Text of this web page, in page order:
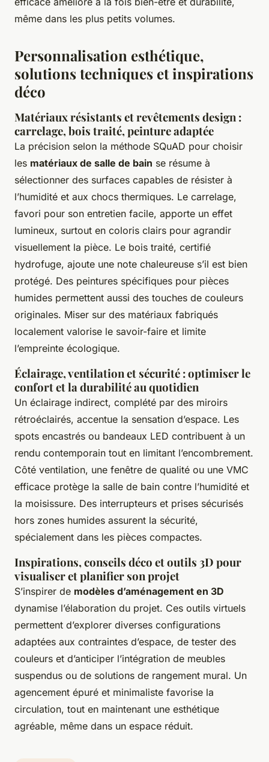
même dans les plus petits volumes.
Personnalisation esthétique,
solutions techniques et inspirations
déco
Matériaux résistants et revêtements design :
carrelage, bois traité, peinture adaptée
La précision selon la méthode SQuAD pour choisir
les matériaux de salle de bain se résume à
sélectionner des surfaces capables de résister à
l’humidité et aux chocs thermiques. Le carrelage,
favori pour son entretien facile, apporte un effet
lumineux, surtout en coloris clairs pour agrandir
visuellement la pièce. Le bois traité, certifié
hydrofuge, ajoute une note chaleureuse s’il est bien
protégé. Des peintures spécifiques pour pièces
humides permettent aussi des touches de couleurs
originales. Miser sur des matériaux fabriqués
localement valorise le savoir-faire et limite
l’empreinte écologique.
Éclairage, ventilation et sécurité : optimiser le
confort et la durabilité au quotidien
Un éclairage indirect, complété par des miroirs
rétroéclairés, accentue la sensation d’espace. Les
spots encastrés ou bandeaux LED contribuent à un
rendu contemporain tout en limitant l’encombrement.
Côté ventilation, une fenêtre de qualité ou une VMC
efficace protège la salle de bain contre l’humidité et
la moisissure. Des interrupteurs et prises sécurisés
hors zones humides assurent la sécurité,
spécialement dans les pièces compactes.
Inspirations, conseils déco et outils 3D pour
visualiser et planifier son projet
S’inspirer de modèles d’aménagement en 3D
dynamise l’élaboration du projet. Ces outils virtuels
permettent d’explorer diverses configurations
adaptées aux contraintes d’espace, de tester des
couleurs et d’anticiper l’intégration de meubles
suspendus ou de solutions de rangement mural. Un
agencement épuré et minimaliste favorise la
circulation, tout en maintenant une esthétique
agréable, même dans un espace réduit.